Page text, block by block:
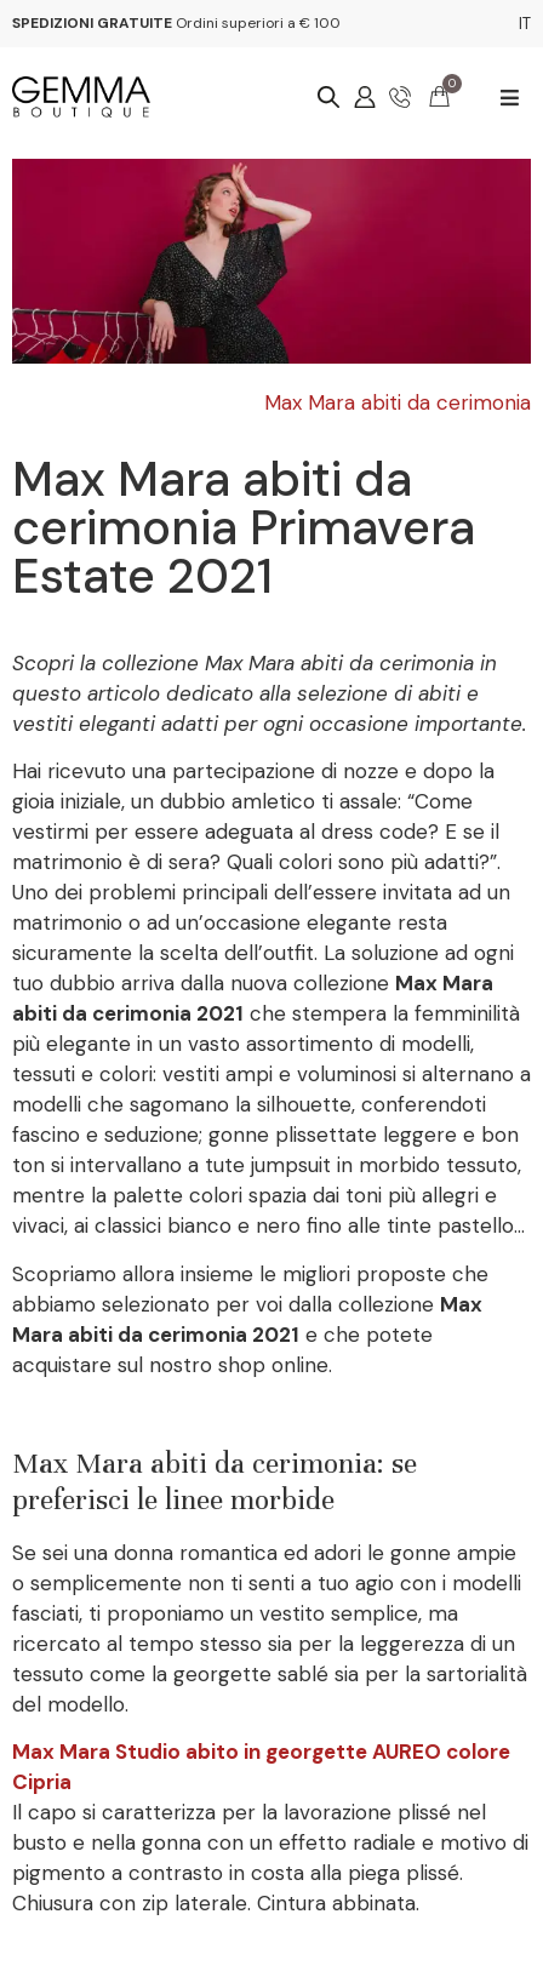
SPEDIZIONI GRATUITE Ordini superiori a € 100 IT
0
Max Mara abiti da cerimonia
Max Mara abiti da
cerimonia Primavera
Estate 2021
Scopri la collezione Max Mara abiti da cerimonia in
questo articolo dedicato alla selezione di abiti e
vestiti eleganti adatti per ogni occasione importante.
Hai ricevuto una partecipazione di nozze e dopo la
gioia iniziale, un dubbio amletico ti assale: “Come
vestirmi per essere adeguata al dress code? E se il
matrimonio è di sera? Quali colori sono più adatti?”.
Uno dei problemi principali dell’essere invitata ad un
matrimonio o ad un’occasione elegante resta
sicuramente la scelta dell’outfit. La soluzione ad ogni
tuo dubbio arriva dalla nuova collezione Max Mara
abiti da cerimonia 2021 che stempera la femminilità
più elegante in un vasto assortimento di modelli,
tessuti e colori: vestiti ampi e voluminosi si alternano a
modelli che sagomano la silhouette, conferendoti
fascino e seduzione; gonne plissettate leggere e bon
ton si intervallano a tute jumpsuit in morbido tessuto,
mentre la palette colori spazia dai toni più allegri e
vivaci, ai classici bianco e nero fino alle tinte pastello…
Scopriamo allora insieme le migliori proposte che
abbiamo selezionato per voi dalla collezione Max
Mara abiti da cerimonia 2021 e che potete
acquistare sul nostro shop online.
Max Mara abiti da cerimonia: se
preferisci le linee morbide
Se sei una donna romantica ed adori le gonne ampie
o semplicemente non ti senti a tuo agio con i modelli
fasciati, ti proponiamo un vestito semplice, ma
ricercato al tempo stesso sia per la leggerezza di un
tessuto come la georgette sablé sia per la sartorialità
del modello.
Max Mara Studio abito in georgette AUREO colore
Cipria
Il capo si caratterizza per la lavorazione plissé nel
busto e nella gonna con un effetto radiale e motivo di
pigmento a contrasto in costa alla piega plissé.
Chiusura con zip laterale. Cintura abbinata.